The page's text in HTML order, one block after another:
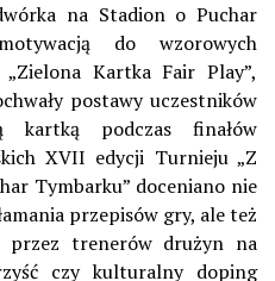
na Stadion o Puchar
do wzorowych
Kartka Fair Play”,
postawy uczestników
podczas finałów
XVII edycji Turnieju „Z
Tymbarku” doceniano nie
przepisów gry, ale też
przez trenerów drużyn na
czy kulturalny doping